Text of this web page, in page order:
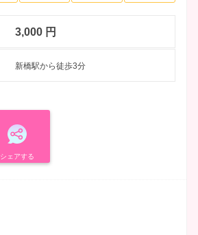
3,000 円
新橋駅から徒歩3分
シェアする